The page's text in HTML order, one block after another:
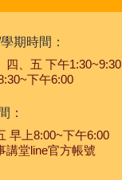
期時間：
四、五 下午1:30~9:30
下午6:00
：
早上8:00~下午6:00
講堂line官方帳號